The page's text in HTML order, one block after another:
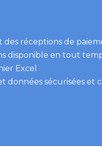
des réceptions de
disponible en tout
Excel
données sécurisées et